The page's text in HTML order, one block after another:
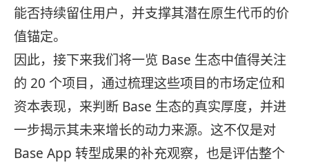
能否持续留住用户，并支撑其潜在原生代币的价
值锚定。
因此，接下来我们将一览 Base 生态中值得关注
的 20 个项目，通过梳理这些项目的市场定位和
资本表现，来判断 Base 生态的真实厚度，并进
一步揭示其未来增长的动力来源。这不仅是对
Base App 转型成果的补充观察，也是评估整个